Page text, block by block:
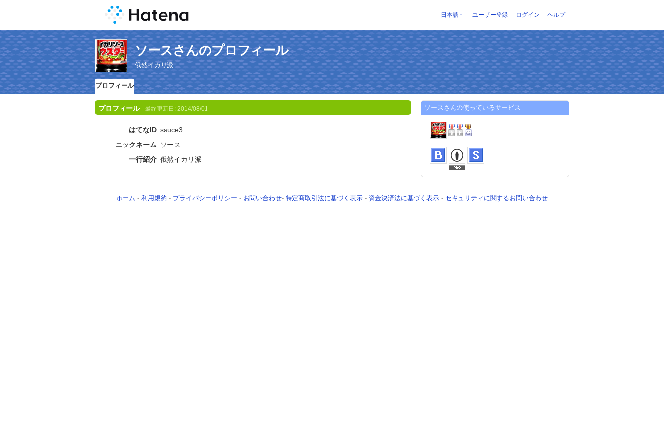
日本語 ユーザー登録 ログイン ヘルプ
ソースさんのプロフィール
俄然イカリ派
プロフィール
プロフィール 最終更新日: 2014/08/01
はてなID sauce3
ニックネーム ソース
一行紹介 俄然イカリ派
ソースさんの使っているサービス
ホーム - 利用規約 - プライバシーポリシー - お問い合わせ- 特定商取引法に基づく表示 - 資金決済法に基づく表示 - セキュリティに関するお問い合わせ